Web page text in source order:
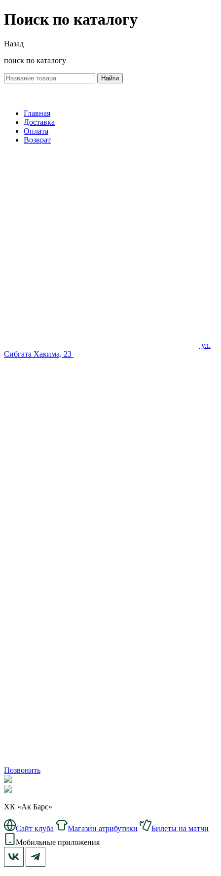
Поиск по каталогу
Назад
поиск по каталогу
Найти
Главная
Доставка
Оплата
Возврат
ул.
Сибгата Хакима, 23
Позвонить
ХК «Ак Барс»
Сайт клуба Магазин атрибутики
Билеты на матчи
Мобильные приложения